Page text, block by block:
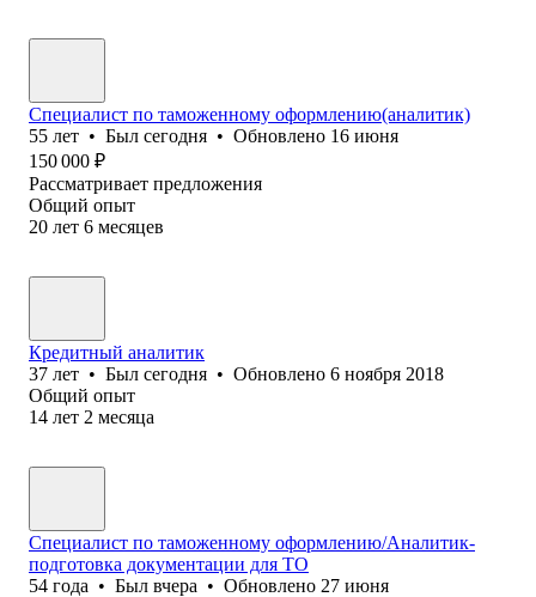
Специалист по таможенному оформлению(аналитик)
55 лет • Был сегодня • Обновлено 16 июня
150 000 ₽
Рассматривает предложения
Общий опыт
20 лет 6 месяцев
Кредитный аналитик
37 лет • Был сегодня • Обновлено 6 ноября 2018
Общий опыт
14 лет 2 месяца
Специалист по таможенному оформлению/Аналитик-
подготовка документации для ТО
54 года • Был вчера • Обновлено 27 июня